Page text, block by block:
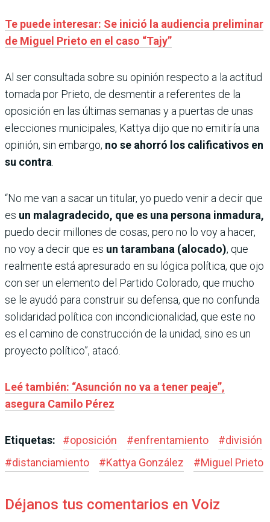
Te puede interesar: Se inició la audiencia preliminar
de Miguel Prieto en el caso “Tajy”
Al ser consultada sobre su opinión respecto a la actitud
tomada por Prieto, de desmentir a referentes de la
oposición en las últimas semanas y a puertas de unas
elecciones municipales, Kattya dijo que no emitiría una
opinión, sin embargo, no se ahorró los calificativos en
su contra
“No me van a sacar un titular, yo puedo venir a decir que
es un malagradecido, que es una persona inmadura,
puedo decir millones de cosas, pero no lo voy a hacer,
no voy a decir que es un tarambana (alocado), que
realmente está apresurado en su lógica política, que ojo
con ser un elemento del Partido Colorado, que mucho
se le ayudó para construir su defensa, que no confunda
solidaridad política con incondicionalidad, que este no
es el camino de construcción de la unidad, sino es un
proyecto político”, atacó.
Leé también: “Asunción no va a tener peaje”,
asegura Camilo Pérez
Etiquetas: #oposición #enfrentamiento #división
#distanciamiento #Kattya González #Miguel Prieto
Déjanos tus comentarios en Voiz